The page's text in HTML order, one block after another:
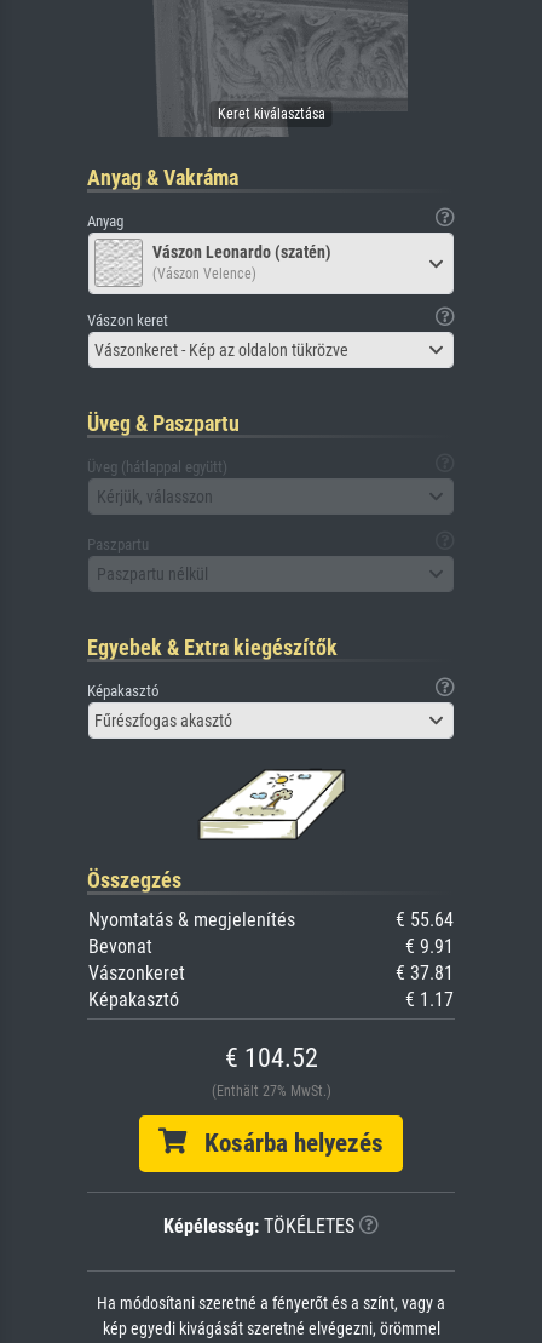
Anyag & Vakráma
Anyag
Vászon Leonardo (szatén)
(Vászon Velence)
Vászon keret
Vászonkeret - Kép az oldalon tükrözve
Üveg & Paszpartu
Üveg (hátlappal együtt)
Kérjük, válasszon
Paszpartu
Paszpartu nélkül
Egyebek & Extra kiegészítők
Képakasztó
Fűrészfogas akasztó
Összegzés
Nyomtatás & megjelenítés
€ 55.64
Bevonat
€ 9.91
Vászonkeret
€ 37.81
Képakasztó
€ 1.17
€ 104.52
(Enthält 27% MwSt.)
Kosárba helyezés
Képélesség: TÖKÉLETES
Ha módosítani szeretné a fényerőt és a színt, vagy a
kép egyedi kivágását szeretné elvégezni, örömmel